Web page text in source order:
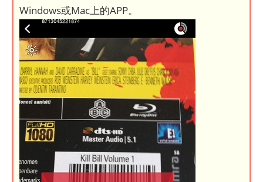
Windows或Mac上的APP。